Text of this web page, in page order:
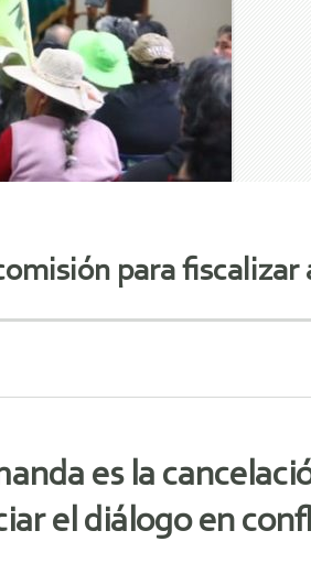
para fiscalizar
es la
el diálogo en